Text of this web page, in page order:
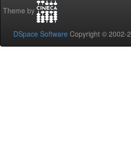
Theme by
DSpace Software Copyright © 2002-